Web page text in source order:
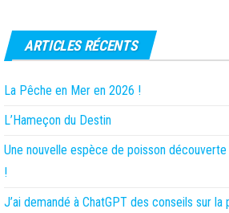
ARTICLES RÉCENTS
La Pêche en Mer en 2026 !
L’Hameçon du Destin
Une nouvelle espèce de poisson
!
J’ai demandé à ChatGPT des conseils sur la